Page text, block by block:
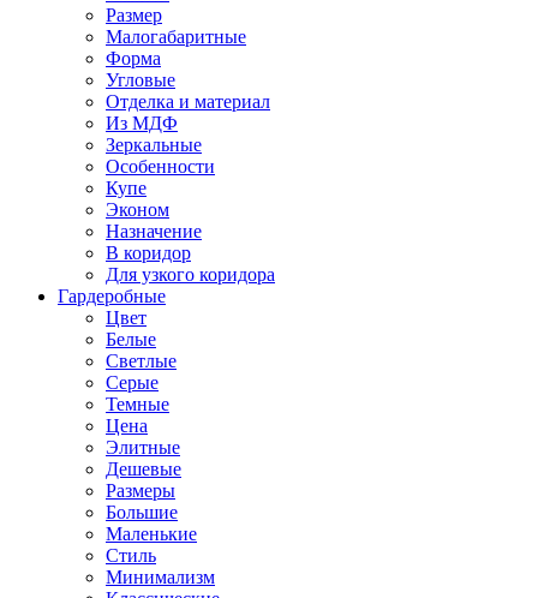
Размер
Малогабаритные
Форма
Угловые
Отделка и материал
Из МДФ
Зеркальные
Особенности
Купе
Эконом
Назначение
В коридор
Для узкого коридора
Гардеробные
Цвет
Белые
Светлые
Серые
Темные
Цена
Элитные
Дешевые
Размеры
Большие
Маленькие
Стиль
Минимализм